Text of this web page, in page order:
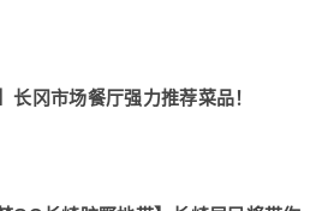
长冈市场餐厅强力推荐菜品！